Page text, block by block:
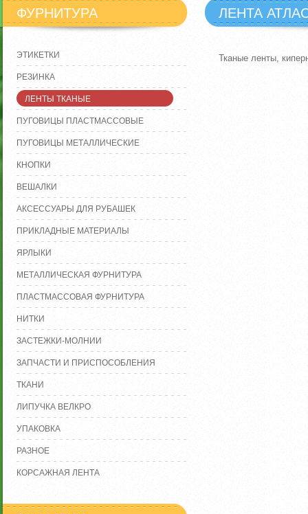
ФУРНИТУРА
ЭТИКЕТКИ
РЕЗИНКА
ЛЕНТЫ ТКАНЫЕ
ПУГОВИЦЫ ПЛАСТМАССОВЫЕ
ПУГОВИЦЫ МЕТАЛЛИЧЕСКИЕ
КНОПКИ
ВЕШАЛКИ
АКСЕССУАРЫ ДЛЯ РУБАШЕК
ПРИКЛАДНЫЕ МАТЕРИАЛЫ
ЯРЛЫКИ
МЕТАЛЛИЧЕСКАЯ ФУРНИТУРА
ПЛАСТМАССОВАЯ ФУРНИТУРА
НИТКИ
ЗАСТЕЖКИ-МОЛНИИ
ЗАПЧАСТИ И ПРИСПОСОБЛЕНИЯ
ТКАНИ
ЛИПУЧКА ВЕЛКРО
УПАКОВКА
РАЗНОЕ
КОРСАЖНАЯ ЛЕНТА
ЛЕНТА
Тканые ленты,